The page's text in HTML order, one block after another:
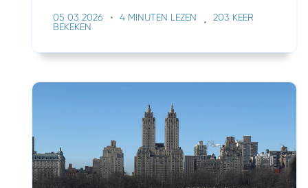
05 03 2026 4 MINUTEN LEZEN
203 KEER
BEKEKEN